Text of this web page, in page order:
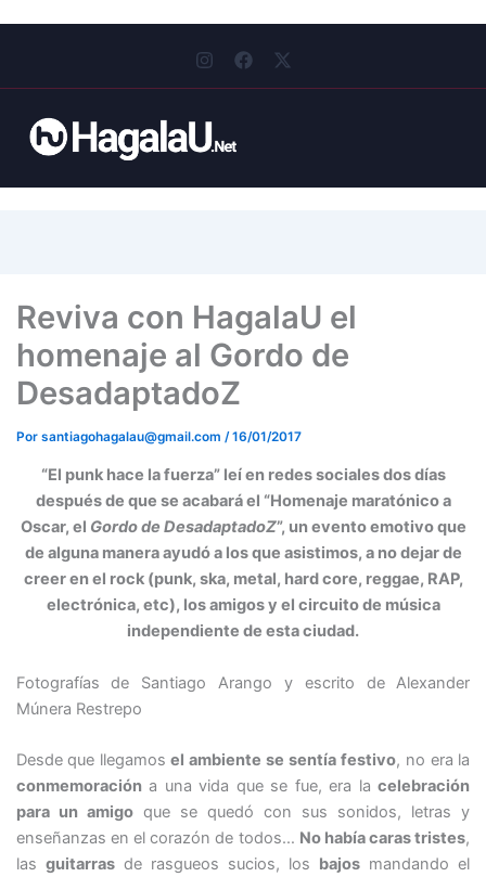
n
r
m
a
-
r
Reviva con HagalaU el
homenaje al Gordo de
DesadaptadoZ
Por santiagohagalau@gmail.com /16/01/2017
“El punk hace la fuerza” leí en redes sociales dos días
después de que se acabará el “Homenaje maratónico a
Oscar, el Gordo de DesadaptadoZ”, un evento emotivo que
de alguna manera ayudó a los que asistimos, a no dejar de
creer en el rock (punk, ska, metal, hard core, reggae, RAP,
electrónica, etc), los amigos y el circuito de música
independiente de esta ciudad.
Fotografías de Santiago Arango y escrito de Alexander
Múnera Restrepo
Desde que llegamos el ambiente se sentía festivo, no era la
conmemoracióna una vida que se fue, era lacelebración
para un amigoque se quedó con sus sonidos, letras y
enseñanzas en el corazón de todos… No había caras tristes,
las guitarrasde rasgueos sucios, los bajos mandando el